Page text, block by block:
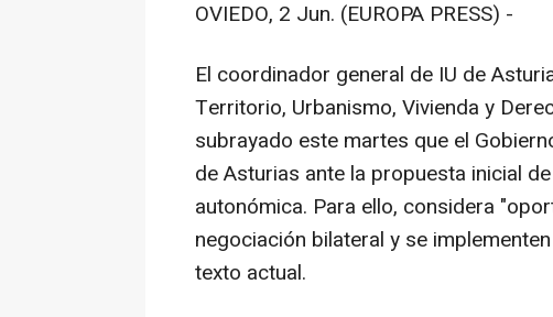
OVIEDO, 2 Jun. (EUROPA PRESS) -
El coordinador general de IU de
Territorio, Urbanismo, Vivienda y
subrayado este martes que el
de Asturias ante la propuesta inicial
autonómica. Para ello, considera
negociación bilateral y se
texto actual.